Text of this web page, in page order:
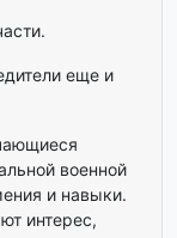
еще и
военной
и навыки.
интерес,